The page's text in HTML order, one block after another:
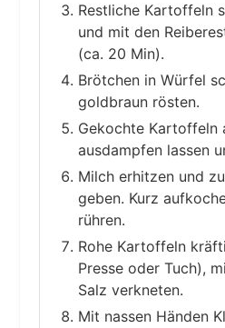
Restliche Kartoffeln
und mit den
(ca. 20 Min).
Brötchen in Würfel
goldbraun rösten.
Gekochte Kartoffeln
ausdampfen lassen
Milch erhitzen und
geben. Kurz
rühren.
Rohe Kartoffeln
Presse oder Tuch),
Salz verkneten.
Mit nassen Händen